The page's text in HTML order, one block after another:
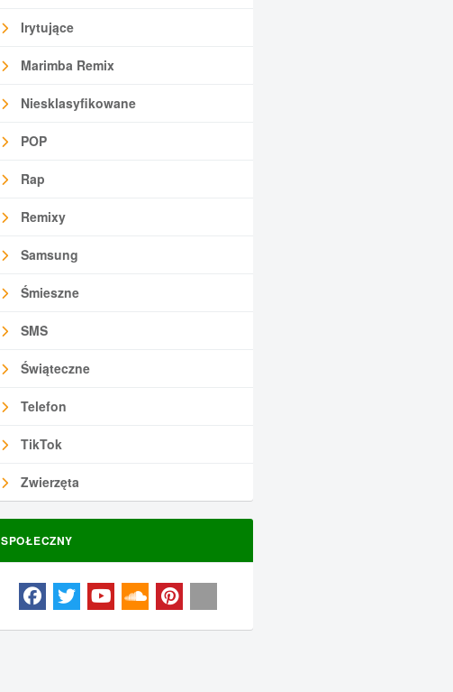
Irytujące
Marimba Remix
Niesklasyfikowane
POP
Rap
Remixy
Samsung
Śmieszne
SMS
Świąteczne
Telefon
TikTok
Zwierzęta
SPOŁECZNY